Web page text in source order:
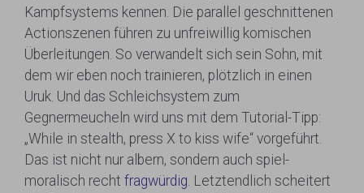
Kampfsystems kennen. Die parallel geschnittenen
Actionszenen führen zu unfreiwillig komischen
Überleitungen. So verwandelt sich sein Sohn, mit
dem wir eben noch trainieren, plötzlich in einen
Uruk. Und das Schleichsystem zum
Gegnermeucheln wird uns mit dem Tutorial-Tipp:
„While in stealth, press X to kiss wife“ vorgeführt.
Das ist nicht nur albern, sondern auch spiel-
moralisch recht fragwürdig. Letztendlich scheitert